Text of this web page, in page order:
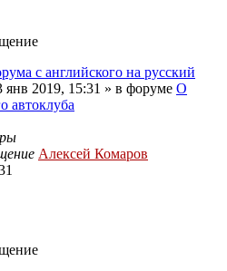
с английского на русский
янв 2019, 15:31 » в форуме О
автоклуба
Алексей Комаров